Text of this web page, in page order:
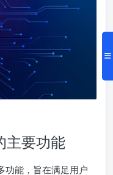
主要功能
功能，旨在满足用户